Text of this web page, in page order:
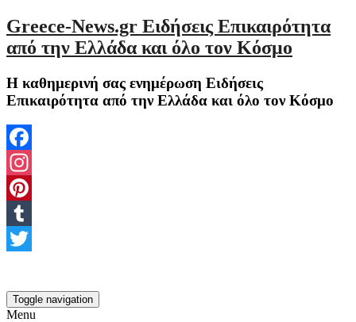
Greece-News.gr Ειδήσεις Επικαιρότητα
από την Ελλάδα και όλο τον Κόσμο
Η καθημερινή σας ενημέρωση Ειδήσεις
Επικαιρότητα από την Ελλάδα και όλο τον Κόσμο
Facebook
Instagram
Pinterest
Tumblr
Toggle navigation
Menu